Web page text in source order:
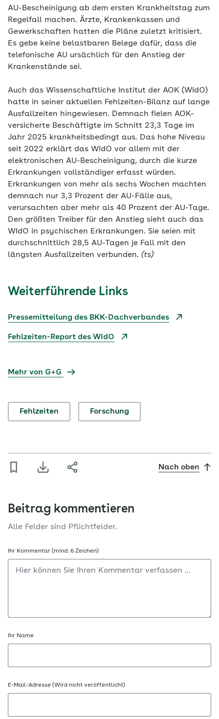
AU-Bescheinigung ab dem ersten Krankheitstag zum
Regelfall machen. Ärzte, Krankenkassen und
Gewerkschaften hatten die Pläne zuletzt kritisiert.
Es gebe keine belastbaren Belege dafür, dass die
telefonische AU ursächlich für den Anstieg der
Krankenstände sei.
Auch das Wissenschaftliche Institut der AOK (WIdO)
hatte in seiner aktuellen Fehlzeiten-Bilanz auf lange
Ausfallzeiten hingewiesen. Demnach fielen AOK-
versicherte Beschäftigte im Schnitt 23,3 Tage im
Jahr 2025 krankheitsbedingt aus. Das hohe Niveau
seit 2022 erklärt das WIdO vor allem mit der
elektronischen AU-Bescheinigung, durch die kurze
Erkrankungen vollständiger erfasst würden.
Erkrankungen von mehr als sechs Wochen machten
demnach nur 3,3 Prozent der AU-Fälle aus,
verursachten aber mehr als 40 Prozent der AU-Tage.
Den größten Treiber für den Anstieg sieht auch das
WIdO in psychischen Erkrankungen. Sie seien mit
durchschnittlich 28,5 AU-Tagen je Fall mit den
längsten Ausfallzeiten verbunden. (ts)
Weiterführende Links
Pressemitteilung des BKK-Dachverbandes
Fehlzeiten-Report des WIdO
Mehr von G+G
Fehlzeiten Forschung
Nach oben
Beitrag kommentieren
Alle Felder sind Pflichtfelder.
Ihr Kommentar (mind. 6 Zeichen)
Ihr Name
E-Mail-Adresse (Wird nicht veröffentlicht)